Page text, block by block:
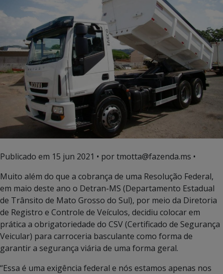
Publicado em 15 jun 2021 • por tmotta@fazenda.ms •
Muito além do que a cobrança de uma Resolução Federal,
em maio deste ano o Detran-MS (Departamento Estadual
de Trânsito de Mato Grosso do Sul), por meio da Diretoria
de Registro e Controle de Veículos, decidiu colocar em
prática a obrigatoriedade do CSV (Certificado de Segurança
Veicular) para carroceria basculante como forma de
garantir a segurança viária de uma forma geral.
“Essa é uma exigência federal e nós estamos apenas nos